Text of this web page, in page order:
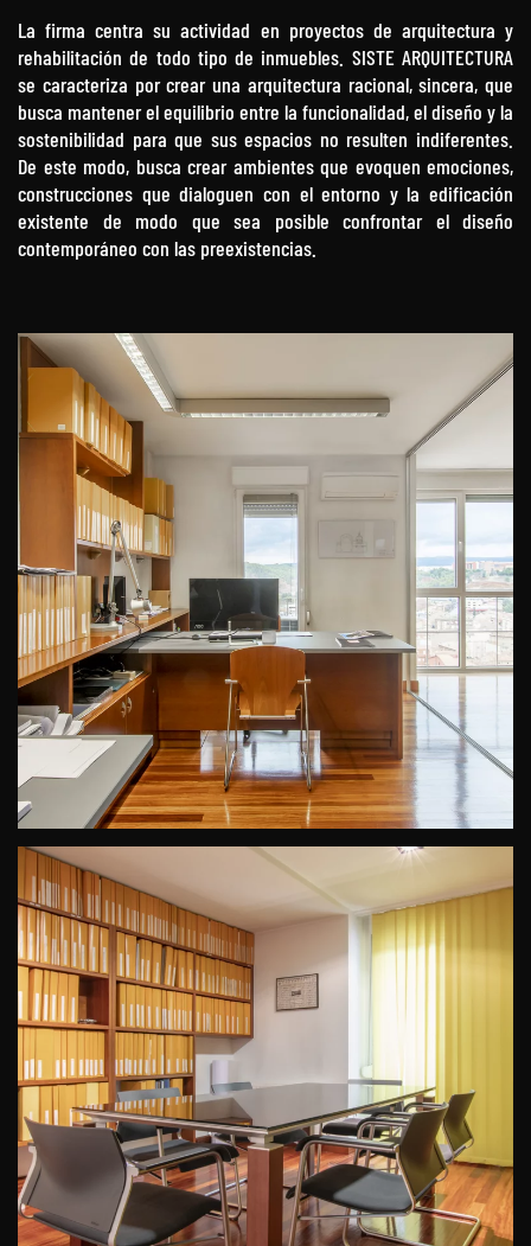
La firma centra su actividad en proyectos de arquitectura y
rehabilitación de todo tipo de inmuebles. SISTE ARQUITECTURA
se caracteriza por crear una arquitectura racional, sincera, que
busca mantener el equilibrio entre la funcionalidad, el diseño y la
sostenibilidad para que sus espacios no resulten indiferentes.
De este modo, busca crear ambientes que evoquen emociones,
construcciones que dialoguen con el entorno y la edificación
existente de modo que sea posible confrontar el diseño
contemporáneo con las preexistencias.